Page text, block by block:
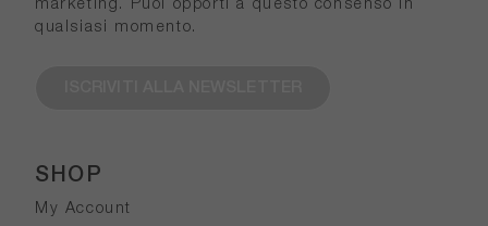
SHOP
My Account
marketing. Puoi opporti a questo consenso in
qualsiasi momento.